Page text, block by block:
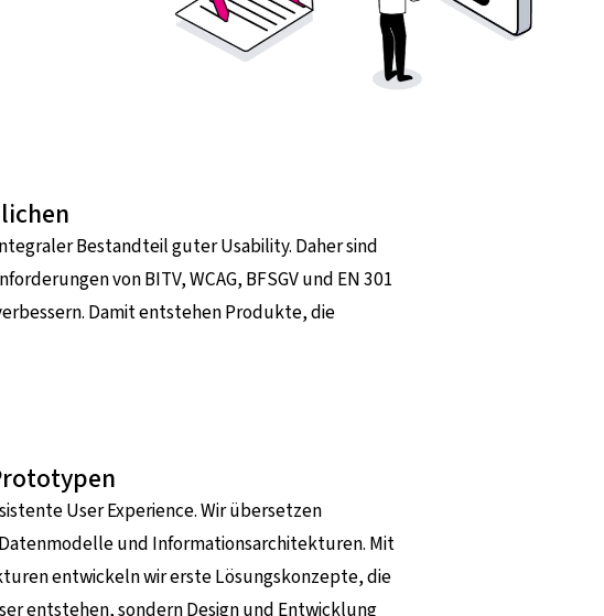
Bestandteil guter Usability. Daher sind
von BITV, WCAG, BFSGV und EN 301
Damit entstehen Produkte, die
User Experience. Wir übersetzen
und Informationsarchitekturen. Mit
entwickeln wir erste Lösungskonzepte, die
entstehen, sondern Design und Entwicklung